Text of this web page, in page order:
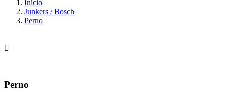
Início
Junkers / Bosch
Perno

Perno